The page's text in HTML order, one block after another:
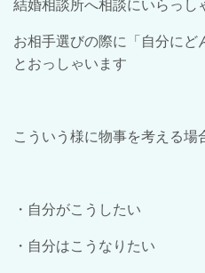
結婚相談所へ相談にいらっし
お相手選びの際に「自分にど
とおっしゃいます
こういう様に物事を考える場
・自分がこうしたい
・自分はこうなりたい